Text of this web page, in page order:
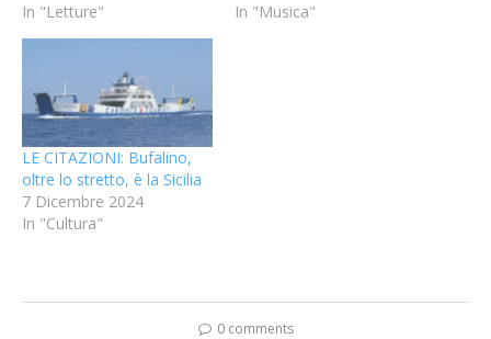
In "Letture"
In "Musica"
LE CITAZIONI: Bufalino,
oltre lo stretto, è la Sicilia
7 Dicembre 2024
In "Cultura"
0 comments